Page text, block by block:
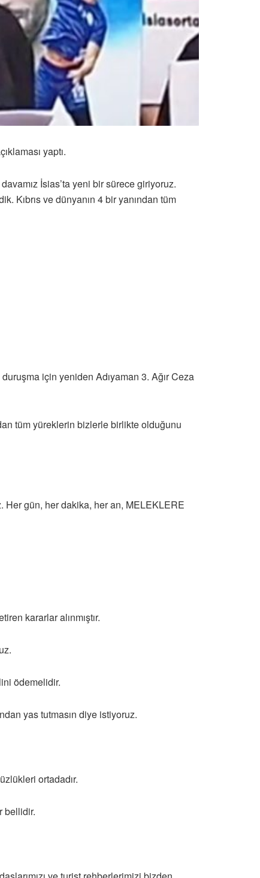
yaptı.
İsias’ta yeni bir sürece giriyoruz.
Kıbrıs ve dünyanın 4 bir yanından tüm
için yeniden Adıyaman 3. Ağır Ceza
tüm yüreklerin bizlerle birlikte olduğunu
Her gün, her dakika, her an, MELEKLERE
kararlar alınmıştır.
ödemelidir.
yas tutmasın diye istiyoruz.
ortadadır.
bellidir.